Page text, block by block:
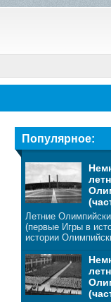
Популярное:
Летние
(первые Игры в
истории